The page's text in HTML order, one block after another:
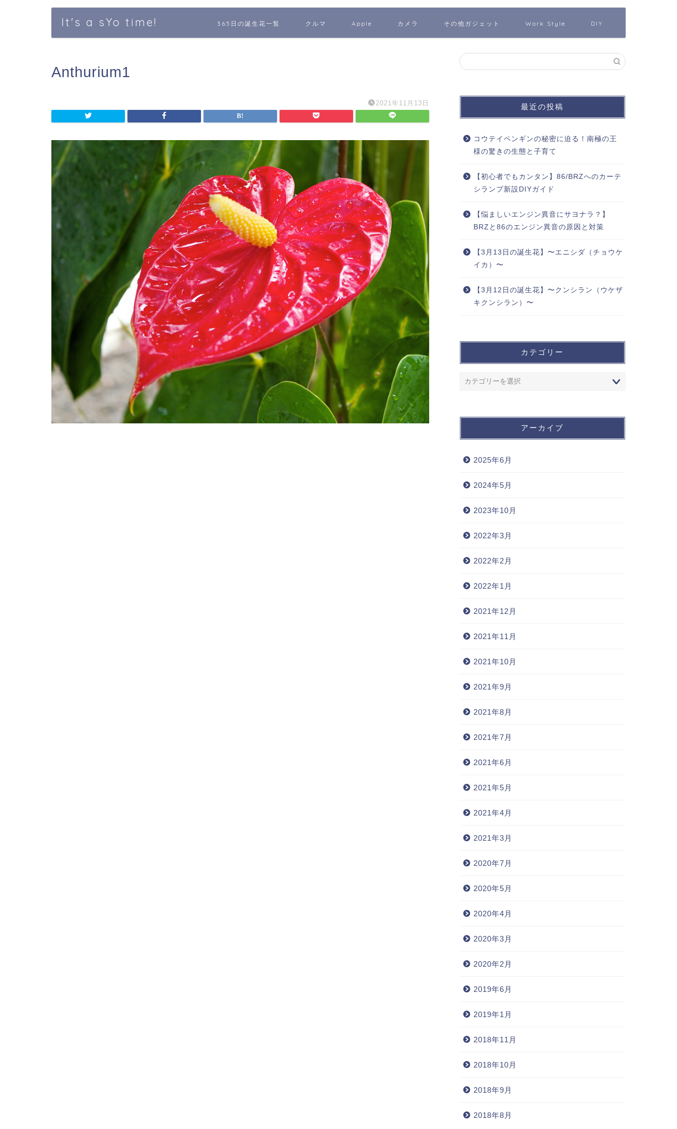
It's a sYo time! 365日の誕生花一覧 クルマ Apple カメラ その他ガジェット Work Style DIY
Anthurium1
2021年11月13日 最近の投稿
コウテイペンギンの秘密に迫る！南極の王
様の驚きの生態と子育て
【初心者でもカンタン】86/BRZへのカーテ
シランプ新設DIYガイド
【悩ましいエンジン異音にサヨナラ？】
BRZと86のエンジン異音の原因と対策
【3月13日の誕生花】〜エニシダ（チョウケ
イカ）〜
【3月12日の誕生花】〜クンシラン（ウケザ
キクンシラン）〜
カテゴリー
アーカイブ
2025年6月
2024年5月
2023年10月
2022年3月
2022年2月
2022年1月
2021年12月
2021年11月
2021年10月
2021年9月
2021年8月
2021年7月
2021年6月
2021年5月
2021年4月
2021年3月
2020年7月
2020年5月
2020年4月
2020年3月
2020年2月
2019年6月
2019年1月
2018年11月
2018年10月
2018年9月
2018年8月